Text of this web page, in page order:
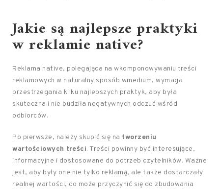
Jakie są najlepsze praktyki
w reklamie native?
Reklama native, polegająca na wkomponowywaniu treści
reklamowych w naturalny sposób wmedium, wymaga
przestrzegania kilku najlepszych praktyk, aby była
skuteczna i nie budziła negatywnych odczuć wśród
odbiorców.
Po pierwsze, należy skupić się na tworzeniu
wartościowych treści. Treści powinny być interesujące,
informacyjne i dostosowane do potrzeb czytelników. Ważne
jest, aby były one nie tylko reklamą, ale także dostarczały
realnej wartości, co może przyczynić się do zbudowania